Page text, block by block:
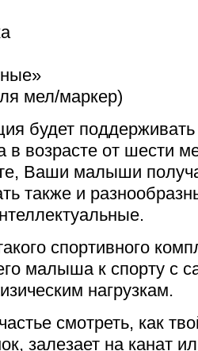
мел/маркер)
будет
в возрасте от шести
Ваши малыши
также и
спортивного
малыша к спорту с
нагрузкам.
смотреть, как
залезает на канат